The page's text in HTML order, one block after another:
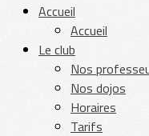
Accueil
Accueil
Le club
Nos
Nos dojos
Horaires
Tarifs